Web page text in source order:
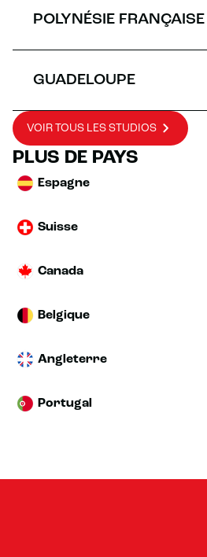
POLYNÉSIE FRANÇAISE
GUADELOUPE
VOIR TOUS LES STUDIOS
PLUS DE PAYS
Espagne
Suisse
Canada
Belgique
Angleterre
Portugal